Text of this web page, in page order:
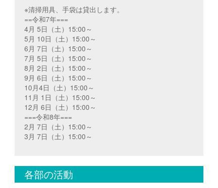
※清掃用具、手袋は貸出します。
==令和7年===
4月 5日（土）15:00～
5月 10日（土）15:00～
6月 7日（土）15:00～
7月 5日（土）15:00～
8月 2日（土）15:00～
9月 6日（土）15:00～
10月4日（土）15:00～
11月 1日（土）15:00～
12月 6日（土）15:00～
===令和8年===
2月 7日（土）15:00～
3月 7日（土）15:00～
各部の活動